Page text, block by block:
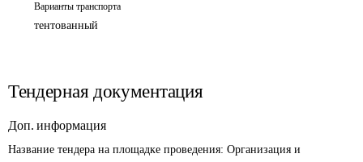
Варианты транспорта
тентованный
Тендерная документация
Доп. информация
Название тендера на площадке проведения: Организация и